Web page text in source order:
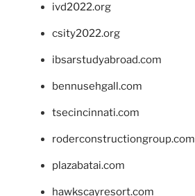
ivd2022.org
csity2022.org
ibsarstudyabroad.com
bennusehgall.com
tsecincinnati.com
roderconstructiongroup.com
plazabatai.com
hawkscayresort.com